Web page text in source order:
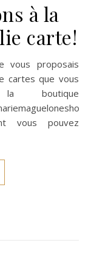
à la
carte!
cartes que vous
boutique
vous pouvez